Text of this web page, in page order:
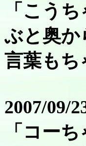
「こう
ぶと奥か
言葉もち
2007/09/
「コー